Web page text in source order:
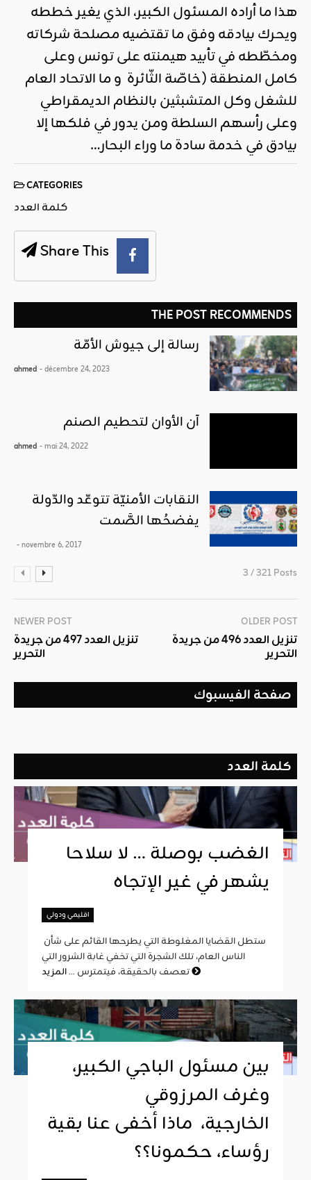
هذا ما أراده المسئول الكبير، الذي يغير خططه
ويحرك بيادقه وفق ما تقتضيه مصلحة شركاته
ومخطّطه في تأبيد هيمنته على تونس وعلى
كامل المنطقة (خاصّة الثّائرة و ما الاتحاد العام
للشغل وكل المتشبثين بالنظام الديمقراطي
وعلى رأسهم السلطة ومن يدور في فلكها إلا
بيادق في خدمة سادة ما وراء البحار…
CATEGORIES
كلمة العدد
Share This
THE POST RECOMMENDS
رسالة إلى جيوش الأمّة
ahmed - décembre 24, 2023
آن الأوان لتحطيم الصنم
ahmed - mai 24, 2022
النقابات الأمنيّة تتوعّد والدّولة
يفضحُها الصَّمت
- novembre 6, 2017
3 / 321 Posts
NEWER POST
تنزيل العدد 497 من جريدة
التحرير
OLDER POST
تنزيل العدد 496 من جريدة
التحرير
صفحة الفيسبوك
كلمة العدد
الغضب بوصلة … لا سلاحا
يشهر في غير الإتجاه
اقليمي ودولي
الناس العام، تلك الشجرة التي تخفي غابة الشرور التي
تعصف بالحقيقة، فيتمترس ...
بين مسئول الباجي الكبير،
وغرف المرزوقي
الخارجية، ماذا أخفى عنا بقية
رؤساء، حكمونا؟؟